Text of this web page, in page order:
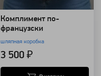
Комплимент по-
французски
шляпная коробка
3 500 ₽